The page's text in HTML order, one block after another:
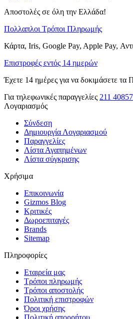
Αποστολές σε όλη την Ελλάδα!
Πολλαπλοι Τρόποι Πληρωμής
Κάρτα, Iris, Google Pay, Apple Pay,
Επιστροφές εντός 14 ημερών
Έχετε 14 ημέρες για να δοκιμάσετε τα
Για τηλεφωνικές παραγγελίες 211
Λογαριασμός
Σύνδεση
Δημιουργία Λογαριασμού
Παραγγελίες
Λίστα Αγαπημένων
Λίστα σύγκρισης
Χρήσιμα
Επικοινωνία
Gizmos Blog
Κριτικές
Δωροεπιταγές
Brands
Sitemap
Πληροφορίες
Εταιρεία μας
Τρόποι πληρωμής
Τρόποι αποστολής
Πολιτική επιστροφών
Όροι χρήσης
Πολιτική απορρήτου